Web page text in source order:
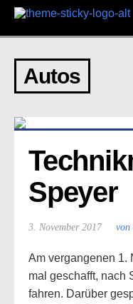
Autos
Speyer
3. November 2017 von
Am vergangenen 1.
mal geschafft, nach
fahren. Darüber